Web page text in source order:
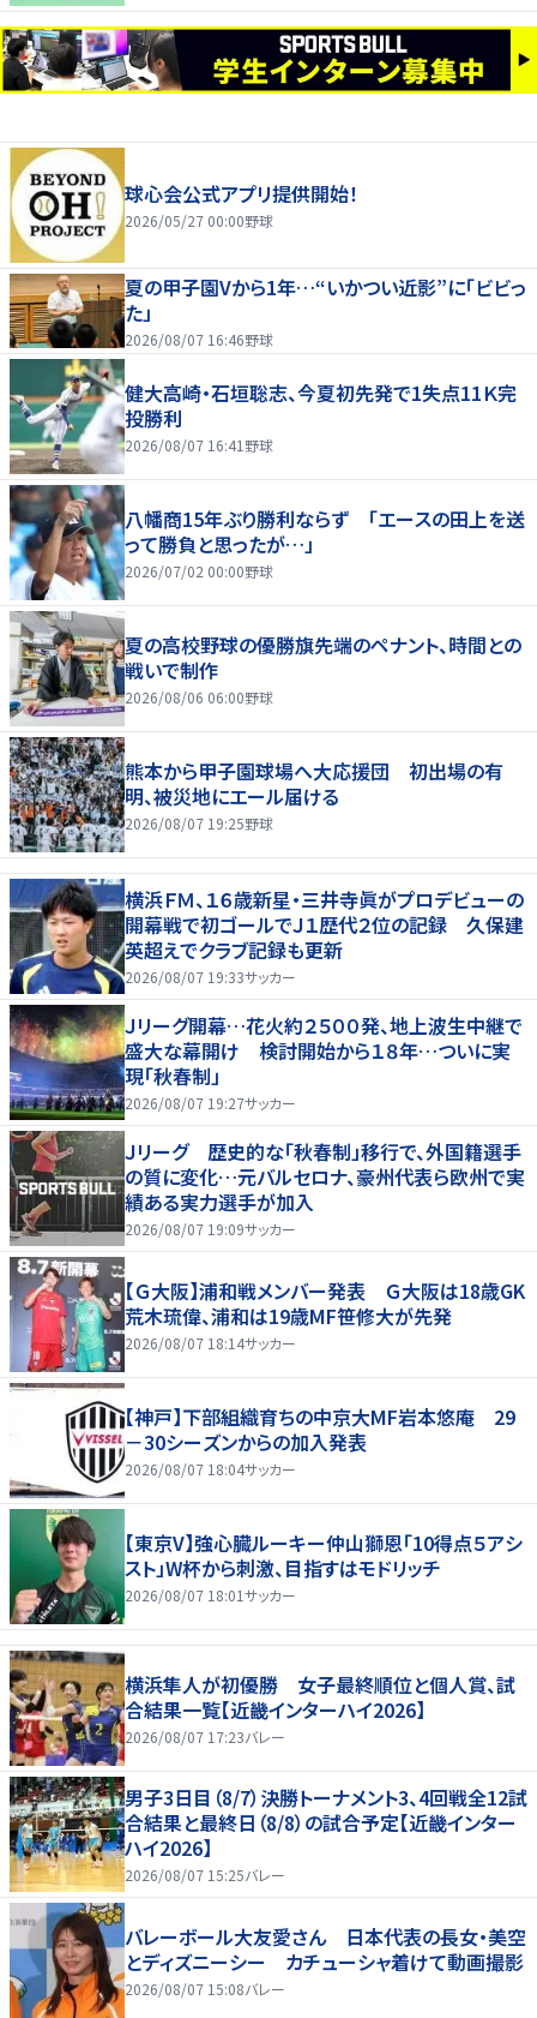
球心会公式アプリ提供開始！
2026/05/27 00:00野球
夏の甲子園Vから1年…“いかつい近影”に「ビビっ
た」
2026/08/07 16:46野球
健大高崎・石垣聡志、今夏初先発で1失点11Ｋ完
投勝利
2026/08/07 16:41 野球
八幡商15年ぶり勝利ならず 「エースの田上を送
って勝負と思ったが…」
2026/07/02 00:00野球
夏の高校野球の優勝旗先端のペナント、時間との
戦いで制作
2026/08/06 06:00野球
熊本から甲子園球場へ大応援団 初出場の有
明、被災地にエール届ける
2026/08/07 19:25野球
横浜ＦＭ、１６歳新星・三井寺眞がプロデビューの
開幕戦で初ゴールでＪ１歴代２位の記録 久保建
英超えでクラブ記録も更新
2026/08/07 19:33サッカー
Ｊリーグ開幕…花火約２５００発、地上波生中継で
盛大な幕開け 検討開始から１８年…ついに実
現「秋春制」
2026/08/07 19:27サッカー
Ｊリーグ 歴史的な「秋春制」移行で、外国籍選手
の質に変化…元バルセロナ、豪州代表ら欧州で実
績ある実力選手が加入
2026/08/07 19:09サッカー
【Ｇ大阪】浦和戦メンバー発表 Ｇ大阪は18歳GK
荒木琉偉、浦和は19歳MF笹修大が先発
2026/08/07 18:14サッカー
【神戸】下部組織育ちの中京大MF岩本悠庵 29
－30シーズンからの加入発表
2026/08/07 18:04サッカー
【東京V】強心臓ルーキー仲山獅恩「10得点５アシ
スト」W杯から刺激、目指すはモドリッチ
2026/08/07 18:01サッカー
横浜隼人が初優勝 女子最終順位と個人賞、試
合結果一覧【近畿インターハイ2026】
2026/08/07 17:23バレー
男子3日目（8/7）決勝トーナメント3、4回戦全12試
合結果と最終日（8/8）の試合予定【近畿インター
ハイ2026】
2026/08/07 15:25バレー
バレーボール大友愛さん 日本代表の長女・美空
とディズニーシー カチューシャ着けて動画撮影
2026/08/07 15:08バレー